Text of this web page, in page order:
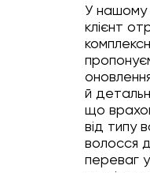
У нашому
клієнт
й
що
від типу
волосся
переваг